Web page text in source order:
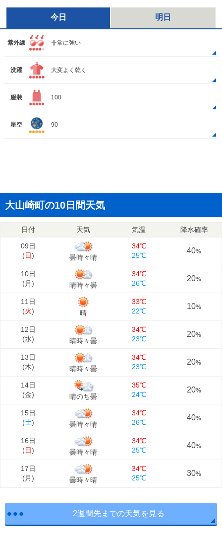
今日 明日
紫外線 非常に強い
洗濯 大変よく乾く
服装 100
星空 90
大山崎町の10日間天気
日付 天気 気温 降水確率
09日
(日) 曇時々晴
34℃
25℃
40%
10日
(月) 晴時々曇
34℃
26℃
20%
11日
(火) 晴
33℃
22℃
10%
12日
(水) 晴時々曇
34℃
23℃
20%
13日
(木) 晴時々曇
34℃
23℃
20%
14日
(金) 晴のち曇
35℃
24℃
20%
15日
(土) 曇時々晴
34℃
26℃
40%
16日
(日) 曇時々晴
34℃
25℃
40%
17日
(月) 曇時々晴
34℃
25℃
30%
2週間先までの天気を見る